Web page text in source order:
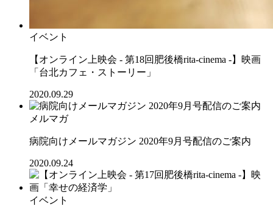
イベント
【オンライン上映会 - 第18回肥後橋rita-cinema -】映画
「台北カフェ・ストーリー」
2020.09.29
メルマガ
病院向けメールマガジン 2020年9月号配信のご案内
2020.09.24
イベント